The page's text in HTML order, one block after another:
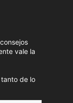
vale la
de lo